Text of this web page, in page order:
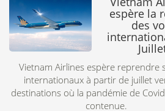
espère la
des
Vietnam Airlines espère reprendre
internationaux à partir de juillet
destinations où la pandémie de
contenue.